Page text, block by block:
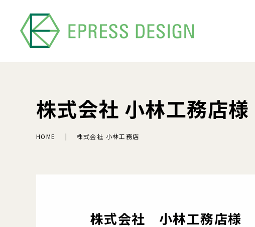
株式会社 小林工務店様
HOME 株式会社 小林工務店
株式会社 小林工務店様